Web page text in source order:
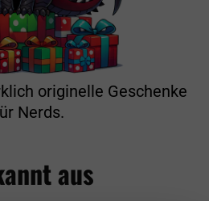
originelle Geschenke
Nerds.
aus